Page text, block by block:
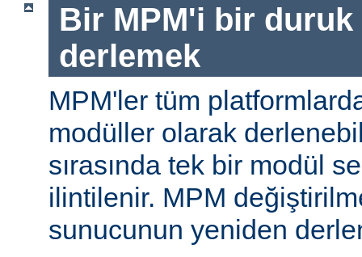
Bir MPM'i bir
derlemek
MPM'ler tüm
modüller olarak
sırasında tek bir modül
ilintilenir. MPM
sunucunun yeniden